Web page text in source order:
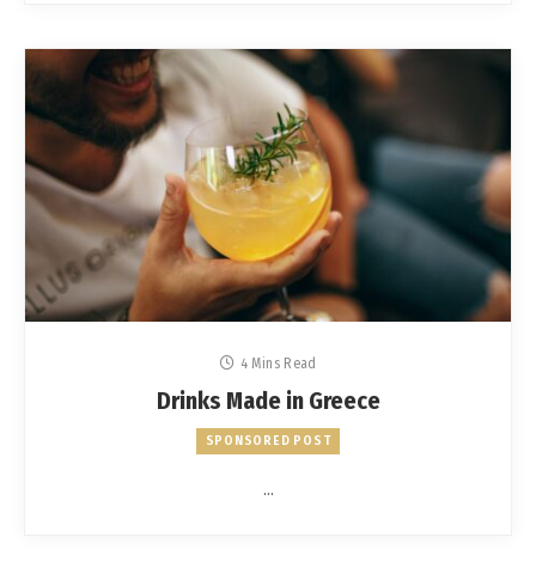
4 Mins Read
Drinks Made in Greece
SPONSORED POST
…